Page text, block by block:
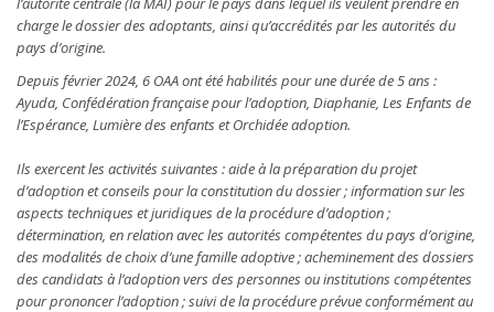
charge le dossier des adoptants, ainsi qu’accrédités par les autorités du
pays d’origine.
Depuis février 2024, 6 OAA ont été habilités pour une durée de 5 ans :
Ayuda, Confédération française pour l’adoption, Diaphanie, Les Enfants de
l’Espérance, Lumière des enfants et Orchidée adoption.
Ils exercent les activités suivantes : aide à la préparation du projet
d’adoption et conseils pour la constitution du dossier ; information sur les
aspects techniques et juridiques de la procédure d’adoption ;
détermination, en relation avec les autorités compétentes du pays d’origine,
des modalités de choix d’une famille adoptive ; acheminement des dossiers
des candidats à l’adoption vers des personnes ou institutions compétentes
pour prononcer l’adoption ; suivi de la procédure prévue conformément au